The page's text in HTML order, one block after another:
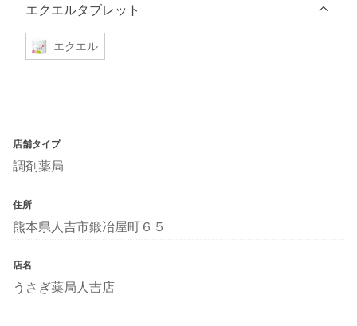
エクエルタブレット
エクエル
店舗タイプ
調剤薬局
住所
熊本県人吉市鍛冶屋町６５
店名
うさぎ薬局人吉店